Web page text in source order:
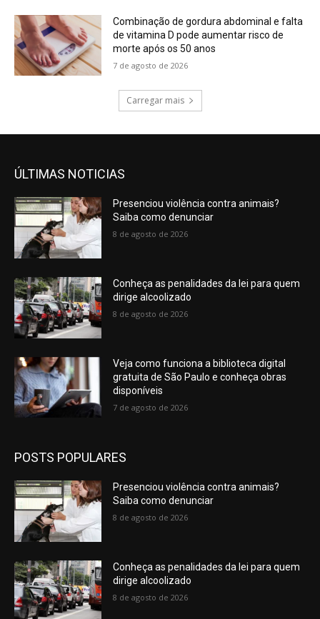
Combinação de gordura abdominal e falta
de vitamina D pode aumentar risco de
morte após os 50 anos
7 de agosto de 2026
Carregar mais
ÚLTIMAS NOTICIAS
Presenciou violência contra animais?
Saiba como denunciar
8 de agosto de 2026
Conheça as penalidades da lei para quem
dirige alcoolizado
8 de agosto de 2026
Veja como funciona a biblioteca digital
gratuita de São Paulo e conheça obras
disponíveis
7 de agosto de 2026
POSTS POPULARES
Presenciou violência contra animais?
Saiba como denunciar
8 de agosto de 2026
Conheça as penalidades da lei para quem
dirige alcoolizado
8 de agosto de 2026